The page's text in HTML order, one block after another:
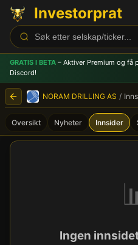
Investorprat
GRATIS I BETA – Aktiver Premium og få
Discord!
NORAM DRILLING AS /
Oversikt Nyheter Innsider
Ingen